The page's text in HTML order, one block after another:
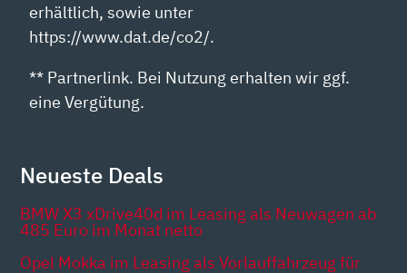
erhältlich, sowie unter
https://www.dat.de/co2/.
** Partnerlink. Bei Nutzung erhalten wir ggf.
eine Vergütung.
Neueste Deals
BMW X3 xDrive40d im Leasing als Neuwagen ab
485 Euro im Monat netto
Opel Mokka im Leasing als Vorlauffahrzeug für